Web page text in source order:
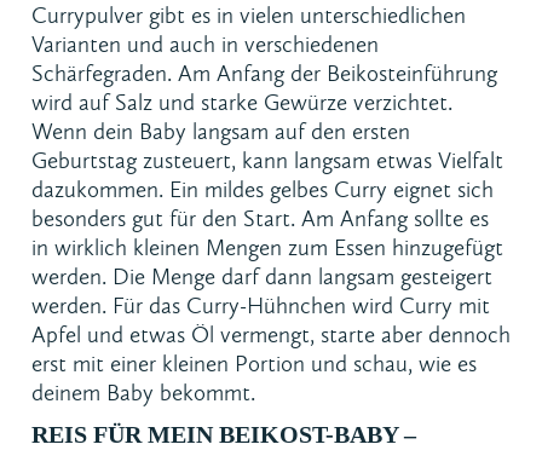
Currypulver gibt es in vielen unterschiedlichen
Varianten und auch in verschiedenen
Schärfegraden. Am Anfang der Beikosteinführung
wird auf Salz und starke Gewürze verzichtet.
Wenn dein Baby langsam auf den ersten
Geburtstag zusteuert, kann langsam etwas Vielfalt
dazukommen. Ein mildes gelbes Curry eignet sich
besonders gut für den Start. Am Anfang sollte es
in wirklich kleinen Mengen zum Essen hinzugefügt
werden. Die Menge darf dann langsam gesteigert
werden. Für das Curry-Hühnchen wird Curry mit
Apfel und etwas Öl vermengt, starte aber dennoch
erst mit einer kleinen Portion und schau, wie es
deinem Baby bekommt.
REIS FÜR MEIN BEIKOST-BABY –